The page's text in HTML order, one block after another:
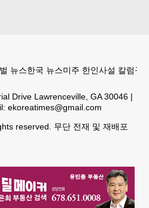
뉴스한국 뉴스미주 한인사설 칼럼구
Drive Lawrenceville, GA 30046 |
ekoreatimes@gmail.com
reserved. 무단 전재 및 재배포